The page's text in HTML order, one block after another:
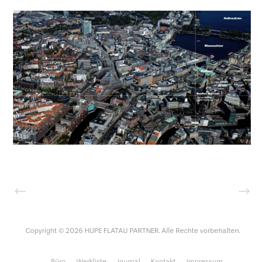
Copyright © 2026 HUPE FLATAU PARTNER. Alle Rechte vorbehalten.